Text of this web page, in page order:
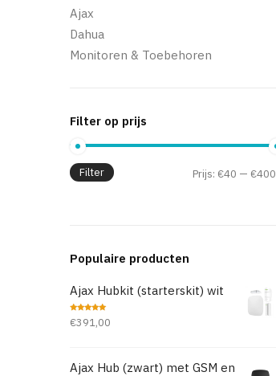
Ajax
Dahua
Monitoren & Toebehoren
Filter op prijs
Filter Prijs: €40 — €400
Populaire producten
Ajax Hubkit (starterskit) wit
Waardering
5.00 uit 5
€391,00
Ajax Hub (zwart) met GSM en